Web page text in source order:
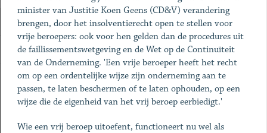
minister van Justitie Koen Geens (CD&V) verandering
brengen, door het insolventierecht open te stellen voor
vrije beroepers: ook voor hen gelden dan de procedures uit
de faillissementswetgeving en de Wet op de Continuïteit
van de Onderneming. 'Een vrije beroeper heeft het recht
om op een ordentelijke wijze zijn onderneming aan te
passen, te laten beschermen of te laten ophouden, op een
wijze die de eigenheid van het vrij beroep eerbiedigt.'
Wie een vrij beroep uitoefent, functioneert nu wel als